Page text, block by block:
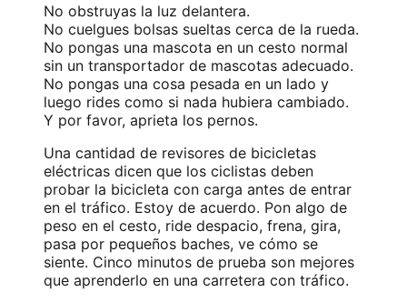
No obstruyas la luz delantera.
No cuelgues bolsas sueltas cerca de la rueda.
No pongas una mascota en un cesto normal
sin un transportador de mascotas adecuado.
No pongas una cosa pesada en un lado y
luego rides como si nada hubiera cambiado.
Y por favor, aprieta los pernos.
Una cantidad de revisores de bicicletas
eléctricas dicen que los ciclistas deben
probar la bicicleta con carga antes de entrar
en el tráfico. Estoy de acuerdo. Pon algo de
peso en el cesto, ride despacio, frena, gira,
pasa por pequeños baches, ve cómo se
siente. Cinco minutos de prueba son mejores
que aprenderlo en una carretera con tráfico.